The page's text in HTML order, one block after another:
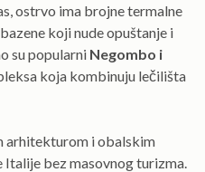
ostrvo ima brojne termalne
koji nude opuštanje i
su popularni Negombo i
koja kombinuju lečilišta
arhitekturom i obalskim
Italije bez masovnog turizma.